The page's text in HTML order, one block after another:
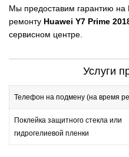
Мы предоставим гарантию на
ремонту Huawei Y7 Prime
сервисном центре.
Услуги
Телефон на подмену (на время
Поклейка защитного стекла или
гидрогелиевой пленки